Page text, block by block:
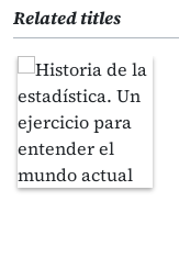
Related titles